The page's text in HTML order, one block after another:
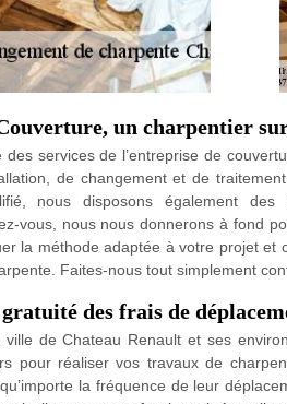
un charpentier
services de l’entreprise de
de changement et de
nous disposons également
vous, nous nous donnerons à fond
la méthode adaptée à votre projet et
Faites-nous tout simplement
des frais de
ville de Chateau Renault et ses
pour réaliser vos travaux de
la fréquence de leur